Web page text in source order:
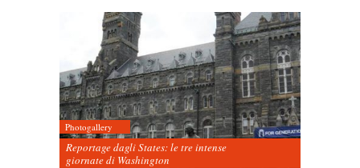
Photogallery
Reportage dagli States: le tre intense
giornate di Washington